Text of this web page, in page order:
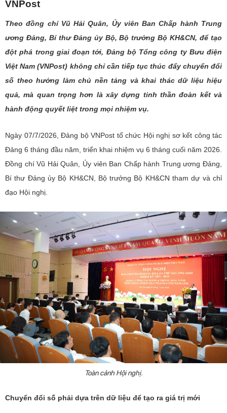
Bưu chính, Viễn thông
Tiêu chuẩn, đo lường, chất lượng
Năng lượng nguyên tử
Tin địa phương
Văn bản chỉ đạo điều hành
Lấy ý kiến người dân về dự thảo VBQPPL
Khoa học và Công nghệ
Đổi mới sáng tạo
Bưu chính, Viễn thông
Sở hữu trí tuệ
Tiêu chuẩn, đo lường, chất lượng
Năng lượng nguyên tử
Multimedia
Khác
Ảnh
Voice
Trang tin Bộ Trưởng
Sự kiện quan trọng
Nhiệm vụ trọng tâm
Chọn ngôn ngữ
Vietnamese English
TRUNG TÂM TRUYỀN THÔNG KHOA HỌC VÀ CÔNG
NGHỆ
Liên hệ
VNPost
Theo đồng chí Vũ Hải Quân, Ủy viên Ban Chấp hành Trung
ương Đảng, Bí thư Đảng ủy Bộ, Bộ trưởng Bộ KH&CN, để tạo
đột phá trong giai đoạn tới, Đảng bộ Tổng công ty Bưu điện
Việt Nam (VNPost) không chỉ cần tiếp tục thúc đẩy chuyển đổi
số theo hướng làm chủ nền tảng và khai thác dữ liệu hiệu
quả, mà quan trọng hơn là xây dựng tinh thần đoàn kết và
hành động quyết liệt trong mọi nhiệm vụ.
Ngày 07/7/2026, Đảng bộ VNPost tổ chức Hội nghị sơ kết công tác
Đảng 6 tháng đầu năm, triển khai nhiệm vụ 6 tháng cuối năm 2026.
Đồng chí Vũ Hải Quân, Ủy viên Ban Chấp hành Trung ương Đảng,
Bí thư Đảng ủy Bộ KH&CN, Bộ trưởng Bộ KH&CN tham dự và chỉ
đạo Hội nghị.
Toàn cảnh Hội nghị.
Chuyển đổi số phải dựa trên dữ liệu để tạo ra giá trị mới